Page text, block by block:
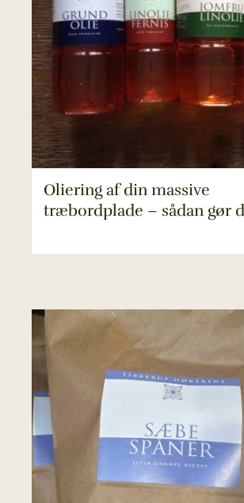
Oliering af din massive
træbordplade – sådan gør